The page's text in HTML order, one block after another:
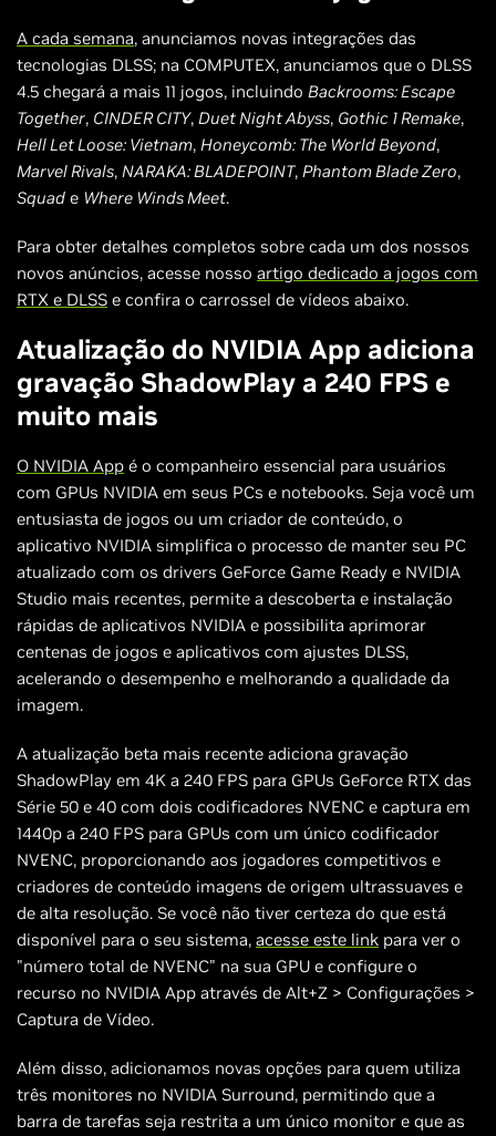
A cada semana, anunciamos novas integrações das
tecnologias DLSS; na COMPUTEX, anunciamos que o DLSS
4.5 chegará a mais 11 jogos, incluindo Backrooms: Escape
Together, CINDER CITY, Duet Night Abyss, Gothic 1 Remake,
Hell Let Loose: Vietnam, Honeycomb: The World Beyond,
Marvel Rivals, NARAKA: BLADEPOINT, Phantom Blade Zero,
Squad e Where Winds Meet.
Para obter detalhes completos sobre cada um dos nossos
novos anúncios, acesse nosso artigo dedicado a jogos com
RTX e DLSS e confira o carrossel de vídeos abaixo.
Atualização do NVIDIA App adiciona
gravação ShadowPlay a 240 FPS e
muito mais
O NVIDIA App é o companheiro essencial para usuários
com GPUs NVIDIA em seus PCs e notebooks. Seja você um
entusiasta de jogos ou um criador de conteúdo, o
aplicativo NVIDIA simplifica o processo de manter seu PC
atualizado com os drivers GeForce Game Ready e NVIDIA
Studio mais recentes, permite a descoberta e instalação
rápidas de aplicativos NVIDIA e possibilita aprimorar
centenas de jogos e aplicativos com ajustes DLSS,
acelerando o desempenho e melhorando a qualidade da
imagem.
A atualização beta mais recente adiciona gravação
ShadowPlay em 4K a 240 FPS para GPUs GeForce RTX das
Série 50 e 40 com dois codificadores NVENC e captura em
1440p a 240 FPS para GPUs com um único codificador
NVENC, proporcionando aos jogadores competitivos e
criadores de conteúdo imagens de origem ultrassuaves e
de alta resolução. Se você não tiver certeza do que está
disponível para o seu sistema, acesse este link para ver o
"número total de NVENC" na sua GPU e configure o
recurso no NVIDIA App através de Alt+Z > Configurações >
Captura de Vídeo.
Além disso, adicionamos novas opções para quem utiliza
três monitores no NVIDIA Surround, permitindo que a
barra de tarefas seja restrita a um único monitor e que as